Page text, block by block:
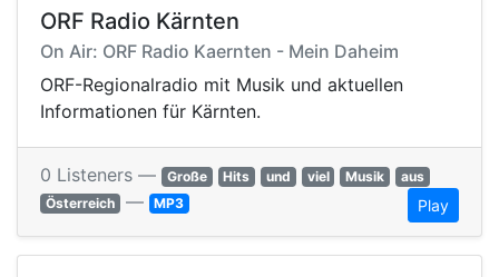
ORF Radio Kärnten
On Air: ORF Radio Kaernten - Mein Daheim
ORF-Regionalradio mit Musik und aktuellen
Informationen für Kärnten.
0 Listeners — Große Hits und viel Musik
aus
Österreich — MP3 Play